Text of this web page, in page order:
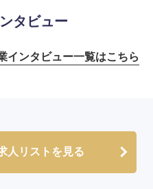
する
タビュー
インタビュー一覧はこちら
人リストを見る